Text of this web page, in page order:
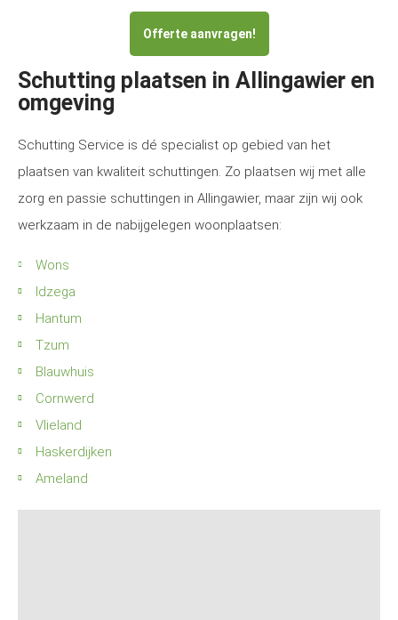
Offerte aanvragen!
Schutting plaatsen in Allingawier en
omgeving
Schutting Service is dé specialist op gebied van het
plaatsen van kwaliteit schuttingen. Zo plaatsen wij met alle
zorg en passie schuttingen in Allingawier, maar zijn wij ook
werkzaam in de nabijgelegen woonplaatsen:
Wons
Idzega
Hantum
Tzum
Blauwhuis
Cornwerd
Vlieland
Haskerdijken
Ameland